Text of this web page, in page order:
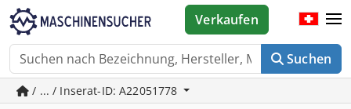
Suchen
Verkaufen
/ ... / Inserat-ID: A22051778